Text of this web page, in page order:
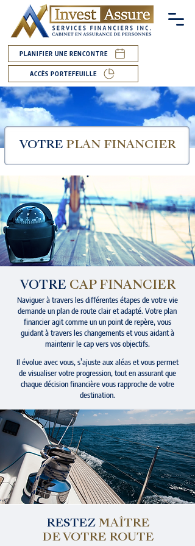
PLANIFIER UNE RENCONTRE
ACCÈS PORTEFEUILLE
VOTRE PLAN FINANCIER
VOTRE CAP FINANCIER
Naviguer à travers les différentes étapes de votre vie
demande un plan de route clair et adapté. Votre plan
financier agit comme un un point de repère, vous
guidant à travers les changements et vous aidant à
maintenir le cap vers vos objectifs.​
Il évolue avec vous, s’ajuste aux aléas et vous permet
de visualiser votre progression, tout en assurant que
chaque décision financière vous rapproche de votre
destination.
PLANIFIER UNE RENCONTRE
RESTEZ MAÎTRE
DE VOTRE ROUTE